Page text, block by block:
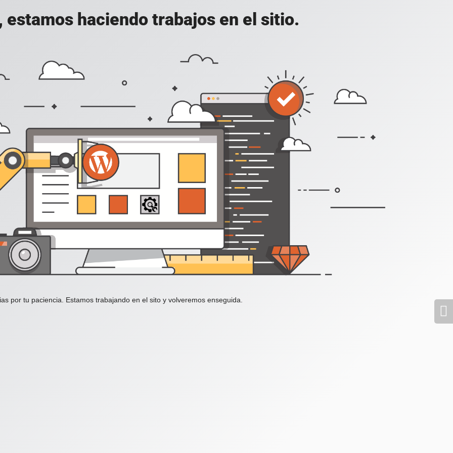
estamos haciendo trabajos en el sitio.
por tu paciencia. Estamos trabajando en el sito y volveremos enseguida.